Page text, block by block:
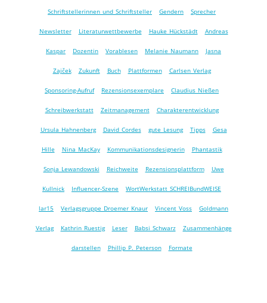
Schriftstellerinnen und Schriftsteller Gendern Sprecher
Newsletter Literaturwettbewerbe Hauke Hückstädt Andreas
Kaspar Dozentin Vorablesen Melanie Naumann Jasna
Zajček Zukunft Buch Plattformen Carlsen Verlag
Sponsoring-Aufruf Rezensionsexemplare Claudius Nießen
Schreibwerkstatt Zeitmanagement Charakterentwicklung
Ursula Hahnenberg David Cordes gute Lesung Tipps Gesa
Hille Nina MacKay Kommunikationsdesignerin Phantastik
Sonja Lewandowski Reichweite Rezensionsplattform Uwe
Kullnick Influencer-Szene WortWerkstatt SCHREIBundWEISE
lar15 Verlagsgruppe Droemer Knaur Vincent Voss Goldmann
Verlag Kathrin Ruestig Leser Babsi Schwarz Zusammenhänge
darstellen Phillip P. Peterson Formate